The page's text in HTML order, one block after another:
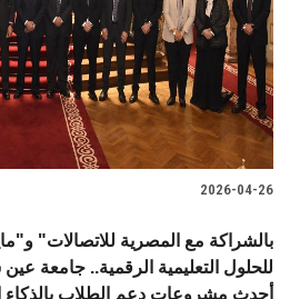
2026-04-26
بالشراكة مع المصرية للاتصالات"
أحدث مشروعات دعم الطلاب